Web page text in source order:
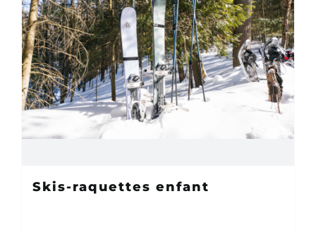
Skis-raquettes enfant